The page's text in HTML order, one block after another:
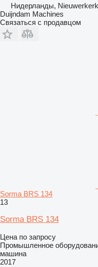
Нидерланды,
Duijndam Machines
Связаться с продавцом
Sorma BRS 134
13
Sorma BRS 134
Цена по запросу
Промышленное
машина
2017